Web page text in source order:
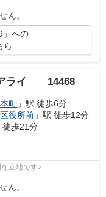
ん。
」への
ら
アライ 14468
町 」駅 徒歩6分
役所前 」駅 徒歩12分
徒歩21分
立地です♪
ん。